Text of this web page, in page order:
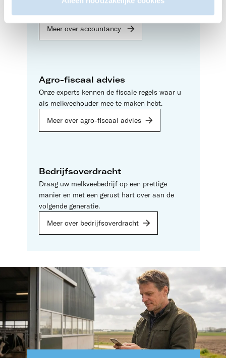
Meer over accountancy
Agro-fiscaal advies
Onze experts kennen de fiscale regels waar u
als melkveehouder mee te maken hebt.
Meer over agro-fiscaal advies
Bedrijfsoverdracht
Draag uw melkveebedrijf op een prettige
manier en met een gerust hart over aan de
volgende generatie.
Meer over bedrijfsoverdracht